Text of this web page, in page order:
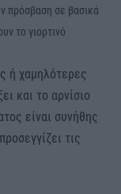
πρόσβαση σε βασικά
το γιορτινό
ή χαμηλότερες
και το αρνίσιο
είναι συνήθης
τις